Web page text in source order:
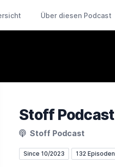
Über diesen Podcast
Stoff Podcast
Stoff Podcast
Since 10/2023 132 Episoden